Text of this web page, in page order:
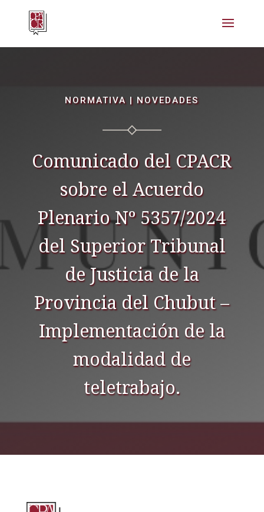
NORMATIVA | NOVEDADES
Comunicado del CPACR
sobre el Acuerdo
Plenario Nº 5357/2024
del Superior Tribunal
de Justicia de la
Provincia del Chubut –
Implementación de la
modalidad de
teletrabajo.